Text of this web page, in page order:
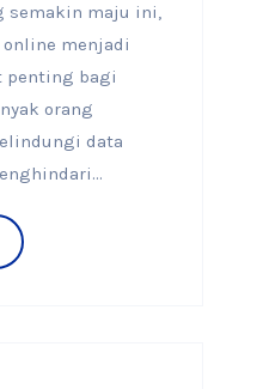
semakin maju ini,
menjadi
penting bagi
orang
data